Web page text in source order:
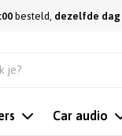
besteld, dezelfde dag
Car audio